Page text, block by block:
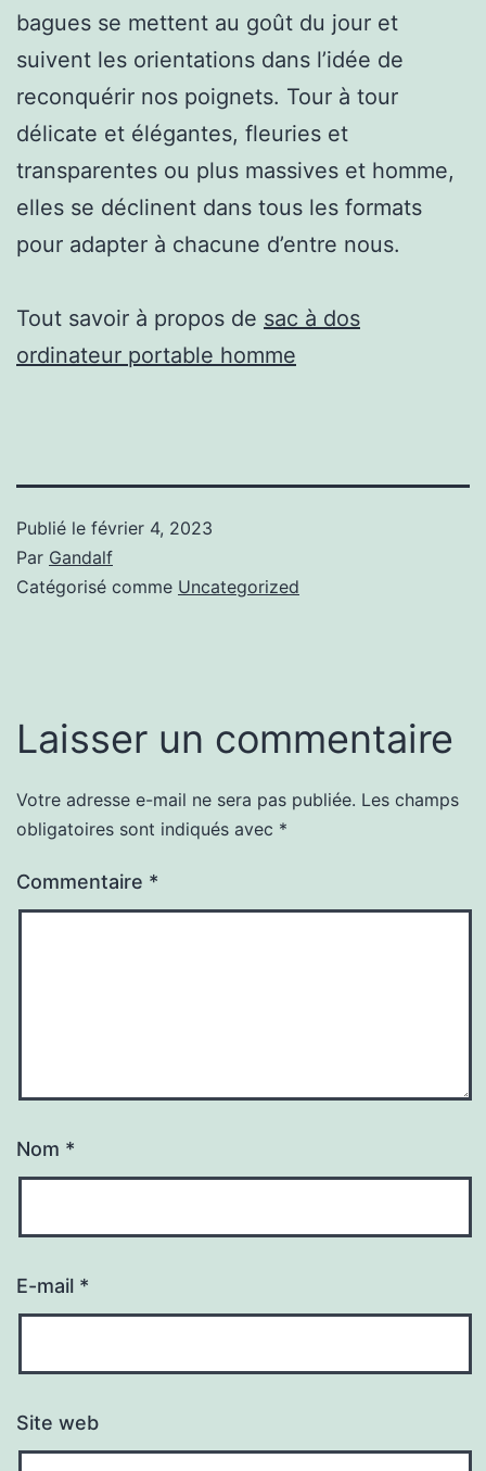
bagues se mettent au goût du jour et
suivent les orientations dans l’idée de
reconquérir nos poignets. Tour à tour
délicate et élégantes, fleuries et
transparentes ou plus massives et homme,
elles se déclinent dans tous les formats
pour adapter à chacune d’entre nous.
Tout savoir à propos de sac à dos
ordinateur portable homme
Publié le février 4, 2023
Par Gandalf
Catégorisé comme Uncategorized
Laisser un commentaire
Votre adresse e-mail ne sera pas publiée. Les champs
obligatoires sont indiqués avec *
Commentaire *
Nom *
E-mail *
Site web